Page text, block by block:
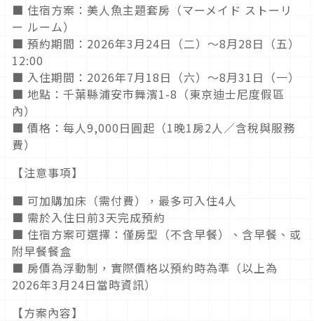
■ 住宿方案：美人魚主題套房（マーメイド ストーリ
ー ルーム）
■ 預約期間：2026年3月24日（二）～8月28日（五）
12:00
■ 入住期間：2026年7月18日（六）～8月31日（一）
■ 地點：千葉縣浦安市舞濱1-8（東京迪士尼度假區
內）
■ 價格：每人9,000日圓起（1晚1房2人／含稅與服務
費）
【注意事項】
■ 可加購加床（需付費），最多可入住4人
■ 需於入住日前3天完成預約
■ 住宿方案可選擇：僅房型（不含早餐）、含早餐、或
附早餐餐盒
■ 房價為浮動制，實際價格以預約時為準（以上為
2026年3月24日當時資訊）
【方案內容】